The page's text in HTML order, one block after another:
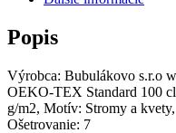
Popis
Výrobca: Bubulákovo s.r.o
OEKO-TEX Standard 100
g/m2, Motív: Stromy a
Ošetrovanie: 7